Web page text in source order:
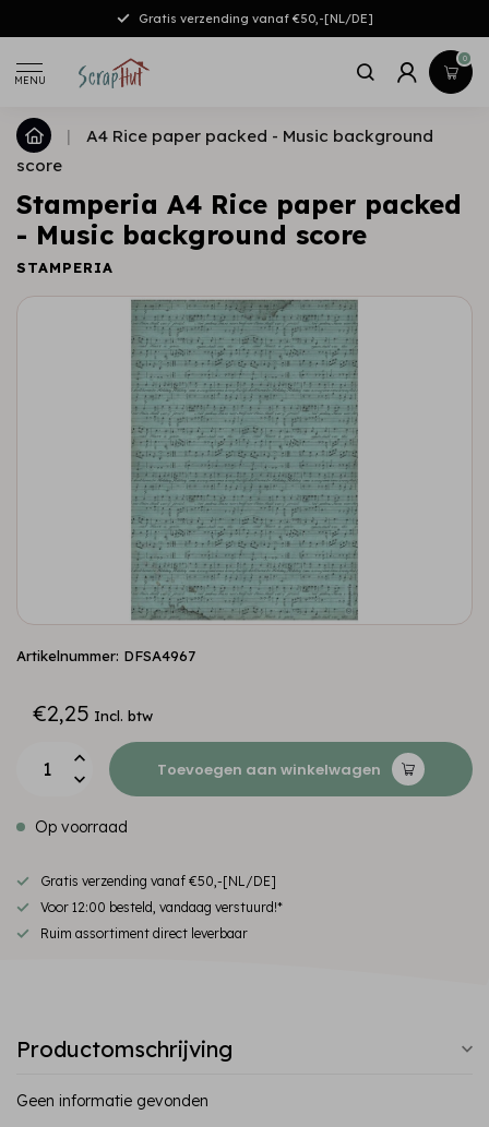
Gratis verzending vanaf €50,-[NL/DE]
MENU
0
|
A4 Rice paper packed - Music background
score
Stamperia A4 Rice paper packed
- Music background score
STAMPERIA
Artikelnummer: DFSA4967
€2,25 Incl. btw
Toevoegen aan winkelwagen
Op voorraad
Gratis verzending vanaf €50,-[NL/DE]
Voor 12:00 besteld, vandaag verstuurd!*
Ruim assortiment direct leverbaar
Productomschrijving
Geen informatie gevonden